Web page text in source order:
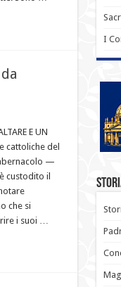
E UN
cattoliche del
—
custodito il
che si
i suoi …
I